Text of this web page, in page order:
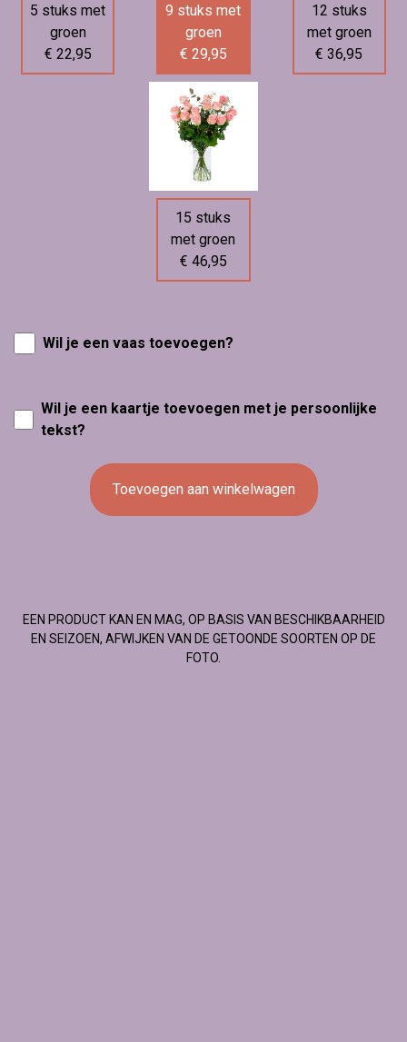
5 stuks met
groen
€ 22,95
9 stuks met
groen
€ 29,95
12 stuks
met groen
€ 36,95
15 stuks
met groen
€ 46,95
Wil je een vaas toevoegen?
Wil je een kaartje toevoegen met je persoonlijke
tekst?
Toevoegen aan winkelwagen
EEN PRODUCT KAN EN MAG, OP BASIS VAN BESCHIKBAARHEID
EN SEIZOEN, AFWIJKEN VAN DE GETOONDE SOORTEN OP DE
FOTO.